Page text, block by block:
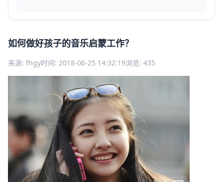
如何做好孩子的音乐启蒙工作？
来源: fhgy时间: 2018-06-25 14:32:19浏览: 435